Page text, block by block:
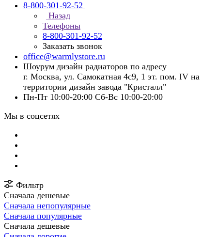
8-800-301-92-52
Назад
Телефоны
8-800-301-92-52
Заказать звонок
office@warmlystore.ru
Шоурум дизайн радиаторов по адресу
г. Москва, ул. Самокатная 4с9, 1 эт. пом. IV на
территории дизайн завода "Кристалл"
Пн-Пт 10:00-20:00 Сб-Вс 10:00-20:00
Мы в соцсетях
Фильтр
Сначала дешевые
Сначала непопулярные
Сначала популярные
Сначала дешевые